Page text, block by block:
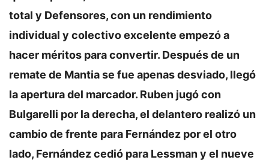
total y Defensores, con un rendimiento
individual y colectivo excelente empezó a
hacer méritos para convertir. Después de un
remate de Mantia se fue apenas desviado, llegó
la apertura del marcador. Ruben jugó con
Bulgarelli por la derecha, el delantero realizó un
cambio de frente para Fernández por el otro
lado, Fernández cedió para Lessman y el nueve